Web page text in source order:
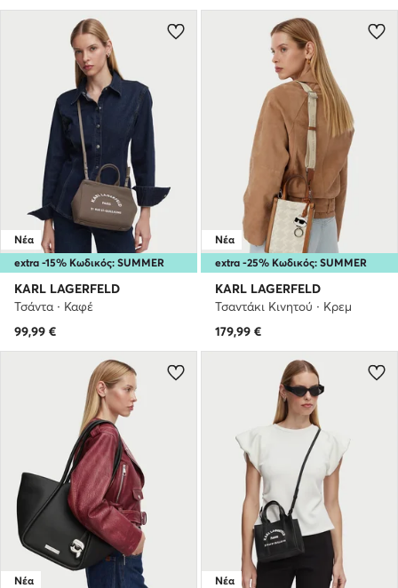
extra -15% Κωδικός: SUMMER
Νέα
KARL LAGERFELD
Τσάντα · Καφέ
99,99 €
extra -25% Κωδικός: SUMMER
Νέα
KARL LAGERFELD
Τσαντάκι Κινητού · Κρεμ
179,99 €
Νέα Νέα